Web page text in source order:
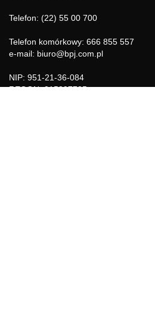
Telefon: (22) 55 00 700
Telefon komórkowy: 666 855 557
e-mail: biuro@bpj.com.pl
NIP: 951-21-36-084
REGON: 015897725